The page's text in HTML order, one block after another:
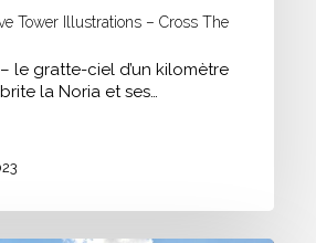
Tower Illustrations – Cross The
le gratte-ciel d’un kilomètre
la Noria et ses…